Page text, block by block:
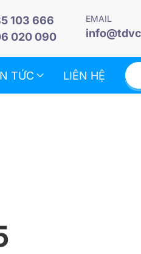
103 666
020 090
EMAIL
TỨC LIÊN HỆ